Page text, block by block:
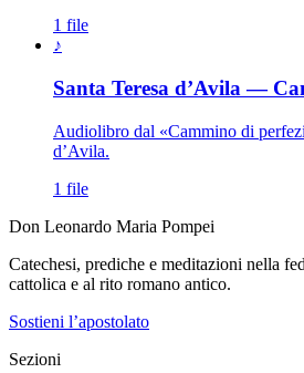
1 file
♪
Santa Teresa d’Avila —
Audiolibro dal «Cammino di
d’Avila.
1 file
Don Leonardo Maria Pompei
Catechesi, prediche e meditazioni nella
cattolica e al rito romano antico.
Sostieni l’apostolato
Sezioni